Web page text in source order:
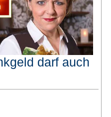
darf auch